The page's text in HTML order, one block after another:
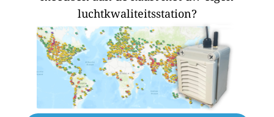
luchtkwaliteitsstation?